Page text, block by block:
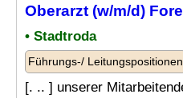
Oberarzt (w/m/d)
• Stadtroda
Führungs-/ Leitungspositionen
[. .. ] unserer